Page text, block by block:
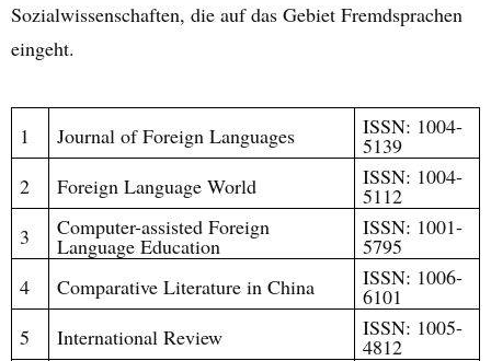
Sozialwissenschaften, die auf das Gebiet Fremdsprachen
eingeht.
1 Journal of Foreign Languages ISSN: 1004-
5139
2
Foreign Language World ISSN: 1004-
5112
3
Computer-assisted Foreign
Language Education
ISSN: 1001-
5795
4
Comparative Literature in China ISSN: 1006-
6101
5
International Review ISSN: 1005-
4812